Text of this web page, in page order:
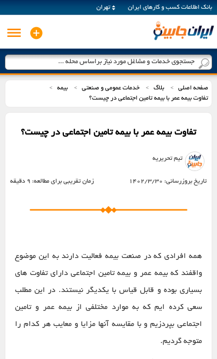
بانک اطلاعات کسب و کارهای ایران تهران
جستجوی خدمات و مشاغل مورد نیاز براساس محله ...
صفحه اصلی > بلاگ > خدمات عمومی و صنعتی > بیمه >
تفاوت بیمه عمر با بیمه تامین اجتماعی در چیست؟
تفاوت بیمه عمر با بیمه تامین اجتماعی در چیست؟
تیم تحریریه
تاریخ بروزرسانی: 1402/3/30 زمان تقریبی برای مطالعه: 9 دقیقه
همه افرادی که در صنعت بیمه فعالیت دارند به این موضوع
واقفند که بیمه عمر و بیمه تامین اجتماعی دارای تفاوت های
بسیاری بوده و قابل قیاس با یکدیگر نیستند. در این مطلب
سعی کرده ایم که به موارد مختلفی از بیمه عمر و تامین
اجتماعی بپردزیم و با مقایسه آنها مزایا و معایب هر کدام را
متوجه گردیم.